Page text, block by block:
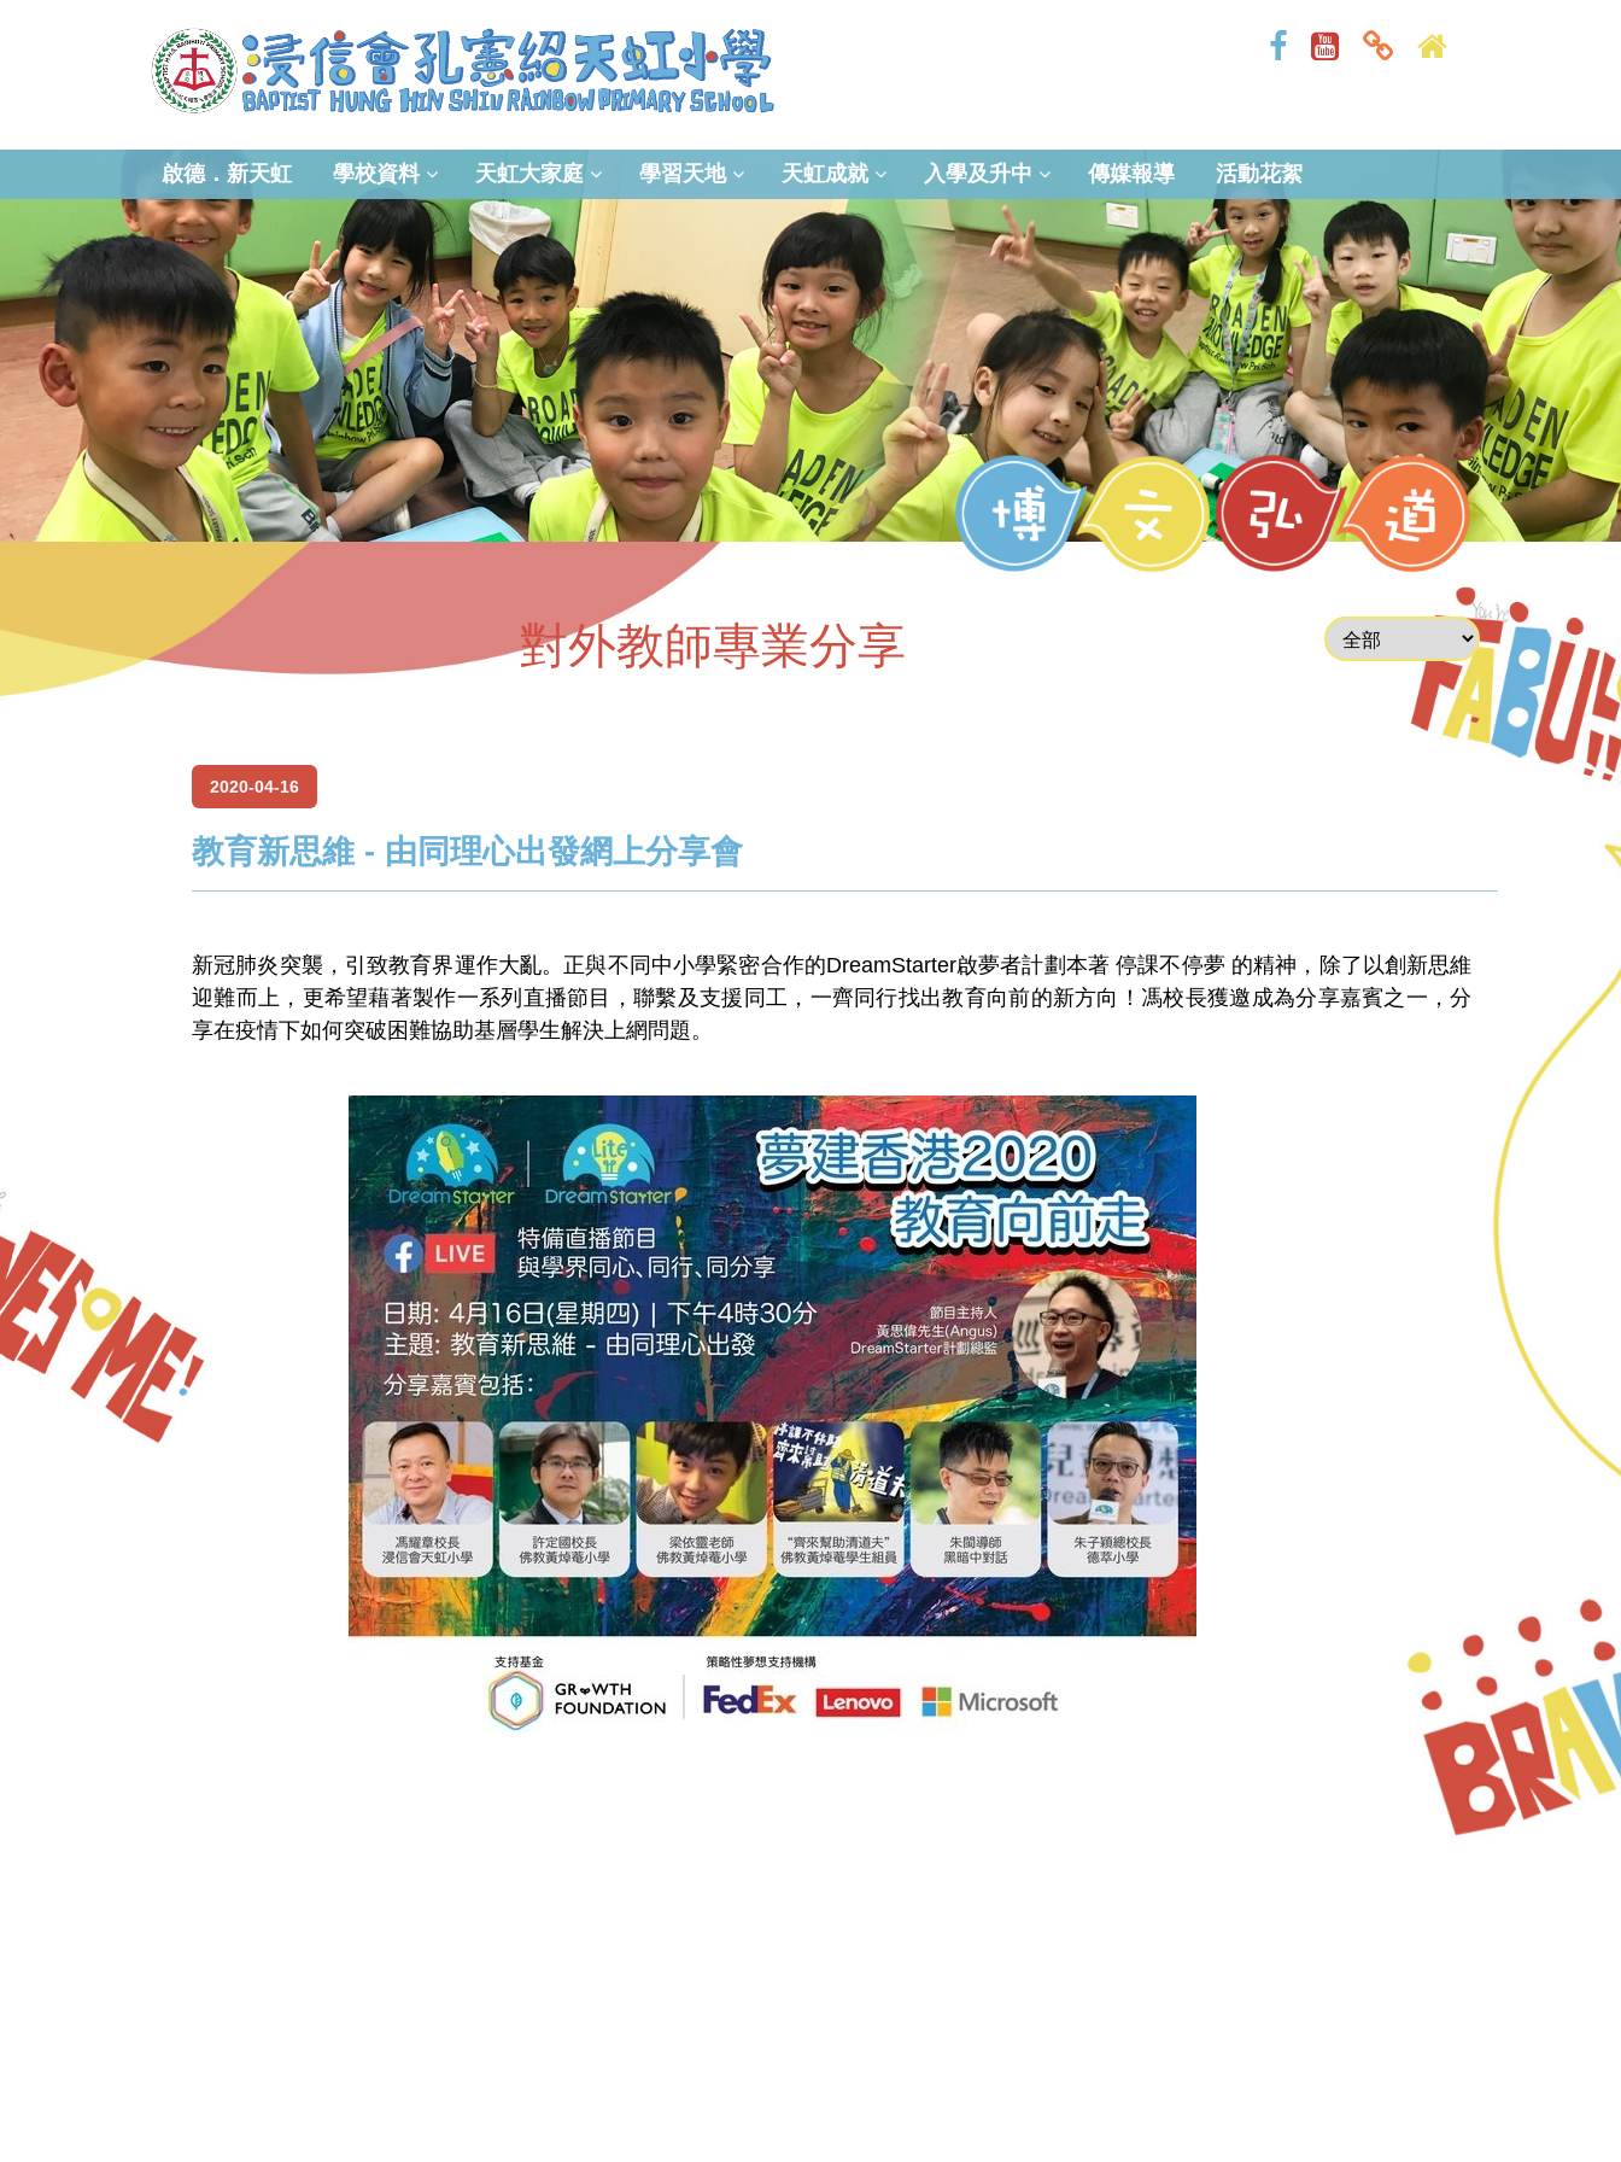
啟德．新天虹 學校資料 天虹大家庭 學習天地 天虹成就 入學及升中 傳媒報導 活動花絮
對外教師專業分享
2020-04-16
教育新思維 - 由同理心出發網上分享會
新冠肺炎突襲，引致教育界運作大亂。正與不同中小學緊密合作的DreamStarter啟夢者計劃本著 停課不停夢 的精神，除了以創新思維
迎難而上，更希望藉著製作一系列直播節目，聯繫及支援同工，一齊同行找出教育向前的新方向！馮校長獲邀成為分享嘉賓之一，分
享在疫情下如何突破困難協助基層學生解決上網問題。